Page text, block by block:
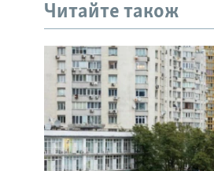
Читайте також